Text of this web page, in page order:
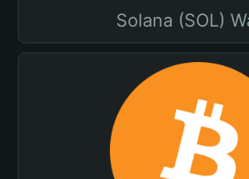
Solana (SOL)